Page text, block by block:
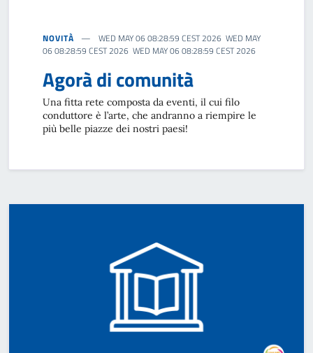
NOVITÀ
WED MAY 06 08:28:59 CEST 2026 WED MAY
06 08:28:59 CEST 2026 WED MAY 06 08:28:59 CEST 2026
Agorà di comunità
Una fitta rete composta da eventi, il cui filo
conduttore è l’arte, che andranno a riempire le
più belle piazze dei nostri paesi!